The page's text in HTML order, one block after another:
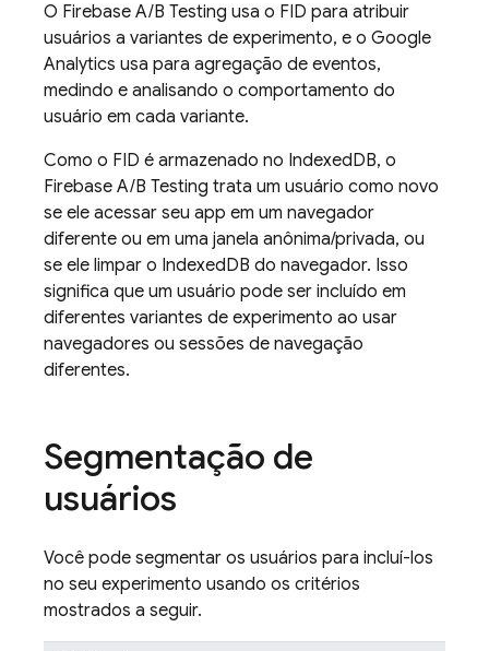
O Firebase A/B Testing usa o FID para atribuir
usuários a variantes de experimento, e o Google
Analytics usa para agregação de eventos,
medindo e analisando o comportamento do
usuário em cada variante.
Como o FID é armazenado no IndexedDB, o
Firebase A/B Testing trata um usuário como novo
se ele acessar seu app em um navegador
diferente ou em uma janela anônima/privada, ou
se ele limpar o IndexedDB do navegador. Isso
significa que um usuário pode ser incluído em
diferentes variantes de experimento ao usar
navegadores ou sessões de navegação
diferentes.
Segmentação de
usuários
Você pode segmentar os usuários para incluí-los
no seu experimento usando os critérios
mostrados a seguir.